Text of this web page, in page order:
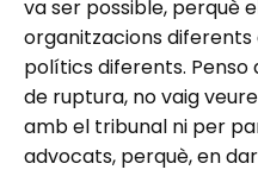
va ser possible, perquè
organitzacions
polítics diferents. Penso
de ruptura, no vaig
amb el tribunal ni per
advocats, perquè, en